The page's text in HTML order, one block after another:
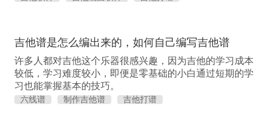
吉他谱是怎么编出来的，如何自己编写吉他谱
许多人都对吉他这个乐器很感兴趣，因为吉他的学习成本
较低，学习难度较小，即便是零基础的小白通过短期的学
习也能掌握基本的技巧。
六线谱 制作吉他谱 吉他打谱